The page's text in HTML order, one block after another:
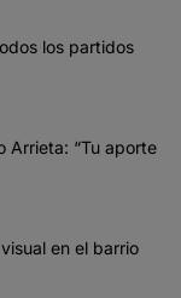
los partidos
Arrieta: “Tu aporte
en el barrio